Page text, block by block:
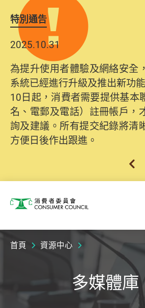
特別通告
2025.10.31
為提升使用者體驗及網絡安全
系統已經進行升級及推出新功
10日起，消費者需要提供基本
名、電郵及電話）註冊帳戶，
詢及建議。所有提交紀錄將清
方便日後作出跟進。
消費者委員會
首頁 資源中心
多媒體庫